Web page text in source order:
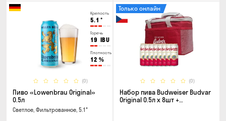
Крепость
5.1 °
Горечь
19 IBU
Плотность
12 %
(0)
Пиво «Lowenbrau Original»
0.5л
Светлое, Фильтрованное, 5.1°
(0)
Только онлайн
Набор пива Budweiser Budvar
Original 0.5л x 8шт +